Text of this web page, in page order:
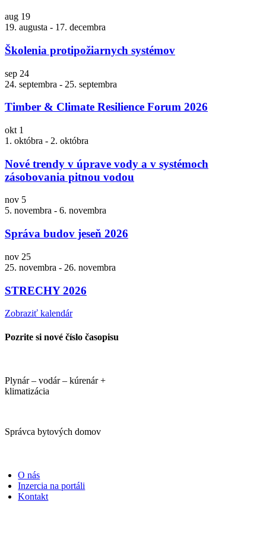
aug 19
19. augusta - 17. decembra
Školenia protipožiarnych systémov
sep 24
24. septembra - 25. septembra
Timber & Climate Resilience Forum 2026
okt 1
1. októbra - 2. októbra
Nové trendy v úprave vody a v systémoch
zásobovania pitnou vodou
nov 5
5. novembra - 6. novembra
Správa budov jeseň 2026
nov 25
25. novembra - 26. novembra
STRECHY 2026
Zobraziť kalendár
Pozrite si nové číslo časopisu
Plynár – vodár – kúrenár +
klimatizácia
Správca bytových domov
O nás
Inzercia na portáli
Kontakt